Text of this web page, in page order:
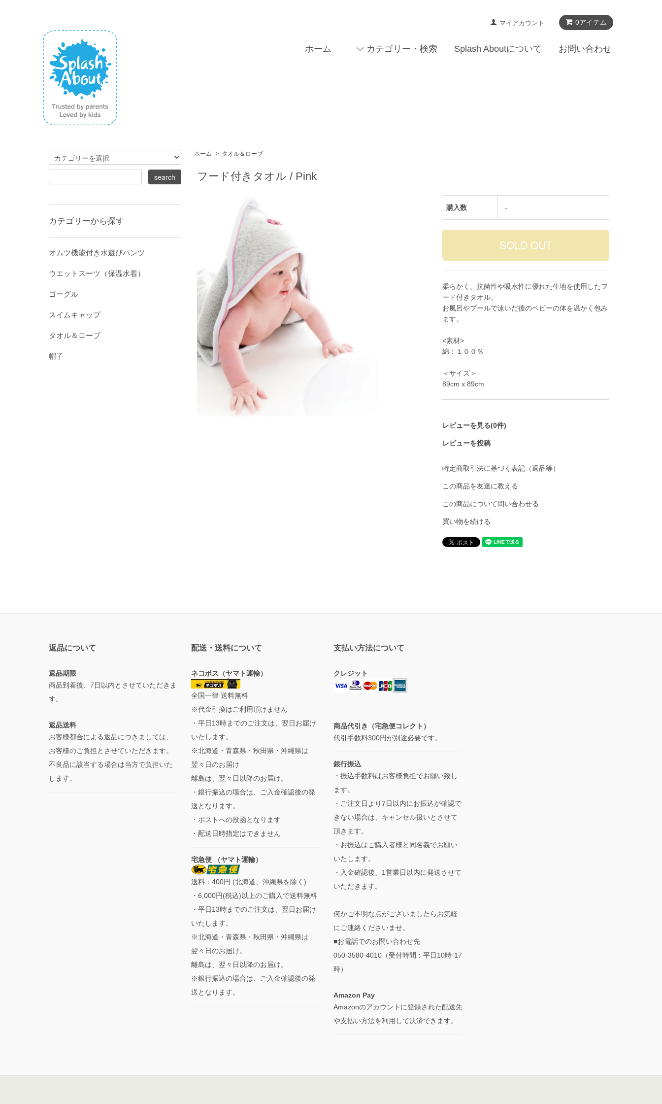
0アイテム
マイアカウント
ホーム カテゴリー・検索 Splash Aboutについて お問い合わせ
ホーム > タオル＆ローブ
フード付きタオル / Pink
購入数 -
柔らかく、抗菌性や吸水性に優れた生地を使用したフ
ード付きタオル。
お風呂やプールで泳いだ後のベビーの体を温かく包み
ます。
<素材>
綿：１００％
＜サイズ＞
89cm x 89cm
レビューを見る(0件)
レビューを投稿
特定商取引法に基づく表記（返品等）
この商品を友達に教える
この商品について問い合わせる
買い物を続ける
カテゴリーから探す
オムツ機能付き水遊びパンツ
ウエットスーツ（保温水着）
ゴーグル
スイムキャップ
タオル＆ローブ
帽子
返品について
返品期限
商品到着後、7日以内とさせていただきま
す。
返品送料
お客様都合による返品につきましては、
お客様のご負担とさせていただきます。
不良品に該当する場合は当方で負担いた
します。
配送・送料について
ネコポス（ヤマト運輸）
全国一律 送料無料
※代金引換はご利用頂けません
・平日13時までのご注文は、翌日お届け
いたします。
※北海道・青森県・秋田県・沖縄県は
翌々日のお届け
離島は、翌々日以降のお届け。
・銀行振込の場合は、ご入金確認後の発
送となります。
・ポストへの投函となります
・配送日時指定はできません
宅急便 （ヤマト運輸）
送料：400円 (北海道、沖縄県を除く)
・6,000円(税込)以上のご購入で送料無料
・平日13時までのご注文は、翌日お届け
いたします。
※北海道・青森県・秋田県・沖縄県は
翌々日のお届け。
離島は、翌々日以降のお届け。
※銀行振込の場合は、ご入金確認後の発
送となります。
支払い方法について
クレジット
商品代引き（宅急便コレクト）
代引手数料300円が別途必要です。
銀行振込
・振込手数料はお客様負担でお願い致し
ます。
・ご注文日より7日以内にお振込が確認で
きない場合は、キャンセル扱いとさせて
頂きます。
・お振込はご購入者様と同名義でお願い
いたします。
・入金確認後、1営業日以内に発送させて
いただきます。
何かご不明な点がございましたらお気軽
にご連絡くださいませ。
■お電話でのお問い合わせ先
050-3580-4010（受付時間：平日10時-17
時）
Amazon Pay
Amazonのアカウントに登録された配送先
や支払い方法を利用して決済できます。